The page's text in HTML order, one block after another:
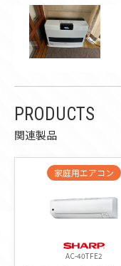
PRODUCTS
関連製品
家庭用エアコン
AC-40TFE2